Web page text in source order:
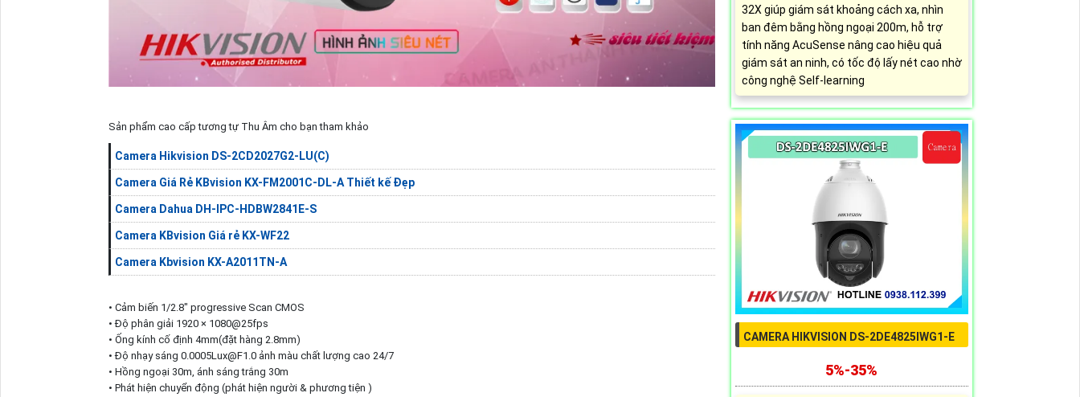
Sản phẩm cao cấp tương tự Thu Âm cho bạn tham khảo
Camera Hikvision DS-2CD2027G2-LU(C)
Camera Giá Rẻ KBvision KX-FM2001C-DL-A Thiết kế Đẹp
Camera Dahua DH-IPC-HDBW2841E-S
Camera KBvision Giá rẻ KX-WF22
Camera Kbvision KX-A2011TN-A
• Cảm biến 1/2.8" progressive Scan CMOS
• Độ phân giải 1920 × 1080@25fps
• Ống kính cố định 4mm(đặt hàng 2.8mm)
• Độ nhạy sáng 0.0005Lux@F1.0 ảnh màu chất lượng cao 24/7
• Hồng ngoại 30m, ánh sáng trắng 30m
• Phát hiện chuyển động (phát hiện người & phương tiện )
32X giúp giám sát khoảng cách xa, nhìn
ban đêm bằng hồng ngoại 200m, hỗ trợ
tính năng AcuSense nâng cao hiệu quả
giám sát an ninh, có tốc độ lấy nét cao nhờ
công nghệ Self-learning
CAMERA HIKVISION DS-2DE4825IWG1-E
5%-35%